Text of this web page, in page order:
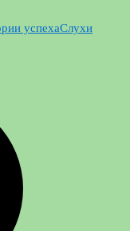
успехаСлухи